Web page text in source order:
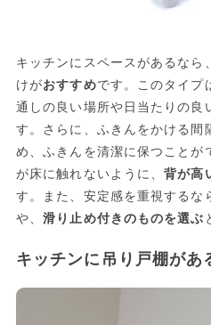
キッチンにスペースがあるなら
けがおすすめです。このタイプ
通しの良い場所や日当たりの良
す。さらに、ふきんをかける間
め、ふきんを清潔に保つことが
が床に触れないように、背が高
す。また、安定感を重視するな
や、滑り止め付きのものを選ぶ
キッチンに吊り戸棚があ